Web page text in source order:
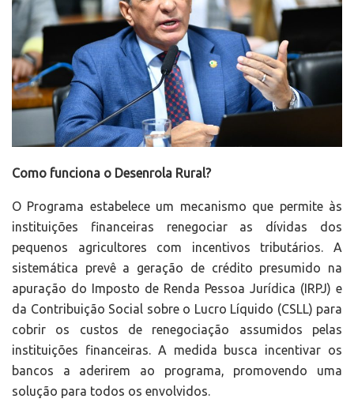
Como funciona o Desenrola Rural?
O Programa estabelece um mecanismo que permite às
instituições financeiras renegociar as dívidas dos
pequenos agricultores com incentivos tributários. A
sistemática prevê a geração de crédito presumido na
apuração do Imposto de Renda Pessoa Jurídica (IRPJ) e
da Contribuição Social sobre o Lucro Líquido (CSLL) para
cobrir os custos de renegociação assumidos pelas
instituições financeiras. A medida busca incentivar os
bancos a aderirem ao programa, promovendo uma
solução para todos os envolvidos.